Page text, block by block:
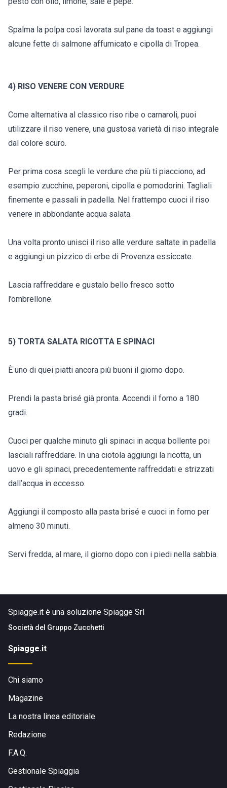
Spalma la polpa così lavorata sul pane da toast e aggiungi
alcune fette di salmone affumicato e cipolla di Tropea.
4) RISO VENERE CON VERDURE
Come alternativa al classico riso ribe o carnaroli, puoi
utilizzare il riso venere, una gustosa varietà di riso integrale
dal colore scuro.
Per prima cosa scegli le verdure che più ti piacciono; ad
esempio zucchine, peperoni, cipolla e pomodorini. Tagliali
finemente e passali in padella. Nel frattempo cuoci il riso
venere in abbondante acqua salata.
Una volta pronto unisci il riso alle verdure saltate in padella
e aggiungi un pizzico di erbe di Provenza essiccate.
Lascia raffreddare e gustalo bello fresco sotto
l’ombrellone.
5) TORTA SALATA RICOTTA E SPINACI
È uno di quei piatti ancora più buoni il giorno dopo.
Prendi la pasta brisé già pronta. Accendi il forno a 180
gradi.
Cuoci per qualche minuto gli spinaci in acqua bollente poi
lasciali raffreddare. In una ciotola aggiungi la ricotta, un
uovo e gli spinaci, precedentemente raffreddati e strizzati
dall’acqua in eccesso.
Aggiungi il composto alla pasta brisé e cuoci in forno per
almeno 30 minuti.
Servi fredda, al mare, il giorno dopo con i piedi nella sabbia.
Spiagge.it è una soluzione Spiagge Srl
Società del Gruppo Zucchetti
Spiagge.it
Chi siamo
Magazine
La nostra linea editoriale
Redazione
F.A.Q.
Gestionale Spiaggia